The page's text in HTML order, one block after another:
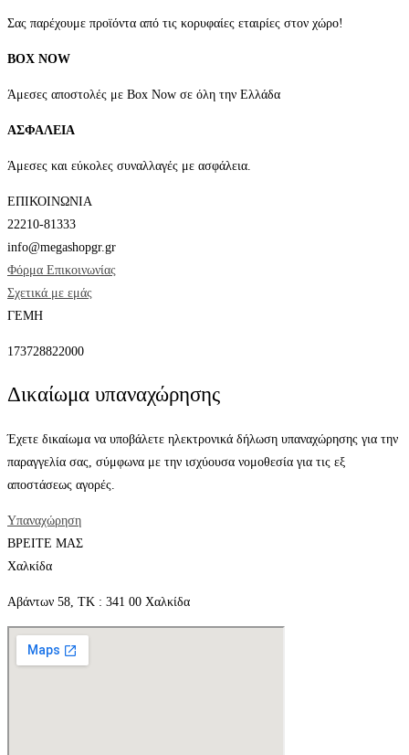
σελίδα
Σας παρέχουμε προϊόντα από τις κορυφαίες εταιρίες στον χώρο!
BOX NOW
Άμεσες αποστολές με Box Now σε όλη την Ελλάδα
ΑΣΦΑΛΕΙΑ
Άμεσες και εύκολες συναλλαγές με ασφάλεια.
ΕΠΙΚΟΙΝΩΝΙΑ
22210-81333
info@megashopgr.gr
Φόρμα Επικοινωνίας
Σχετικά με εμάς
ΓΕΜΗ
173728822000
Δικαίωμα υπαναχώρησης
Έχετε δικαίωμα να υποβάλετε ηλεκτρονικά δήλωση υπαναχώρησης για την
παραγγελία σας, σύμφωνα με την ισχύουσα νομοθεσία για τις εξ
αποστάσεως αγορές.
Υπαναχώρηση
ΒΡΕΙΤΕ ΜΑΣ
Χαλκίδα
Αβάντων 58, ΤΚ : 341 00 Χαλκίδα